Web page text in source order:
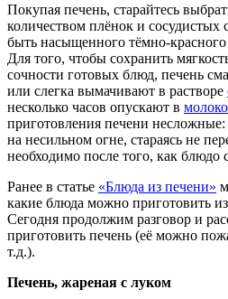
Покупая печень, старайтесь
количеством плёнок и сосудистых
быть насыщенного тёмно-
Для того, чтобы сохранить
сочности готовых блюд, печень
или слегка вымачивают в растворе
несколько часов опускают в молоко
приготовления печени
на несильном огне, стараясь не
необходимо после того, как блюдо
Ранее в статье «Блюда из печени»
какие блюда можно приготовить
Сегодня продолжим разговор и
приготовить печень (её можно
т.д.).
Печень, жареная с луком